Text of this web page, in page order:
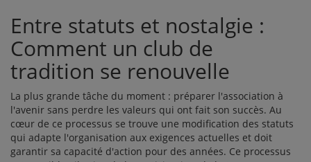
Entre statuts et nostalgie :
Comment un club de
tradition se renouvelle
La plus grande tâche du moment : préparer l'association à
l'avenir sans perdre les valeurs qui ont fait son succès. Au
cœur de ce processus se trouve une modification des statuts
qui adapte l'organisation aux exigences actuelles et doit
garantir sa capacité d'action pour des années. Ce processus